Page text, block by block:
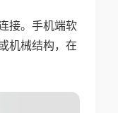
接。手机端软
机械结构，在